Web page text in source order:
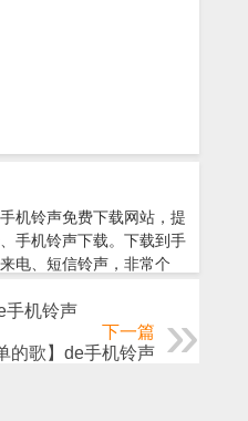
机铃声免费下载网站，提
手机铃声下载。下载到手
电、短信铃声，非常个
手机铃声
下一篇
的歌】de手机铃声